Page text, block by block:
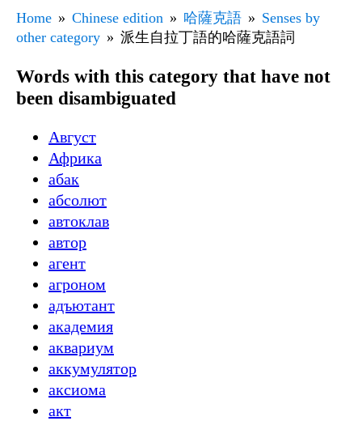
Home Chinese edition 哈薩克語
Senses by
other category
派生自拉丁語的哈薩克語詞
Words with this category that have not
been disambiguated
Август
Африка
абак
абсолют
автоклав
автор
агент
агроном
адъютант
академия
аквариум
аккумулятор
аксиома
акт